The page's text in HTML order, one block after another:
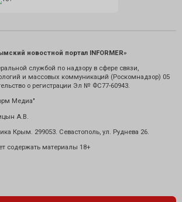
новостной портал INFORMER»
службой по надзору в сфере связи,
и массовых коммуникаций (Роскомнадзор) 05
о регистрации Эл № ФС77-60943.
Медиа"
А.В.
Крым. 299053. Севастополь, ул. Руднева 26.
содержать материалы 18+